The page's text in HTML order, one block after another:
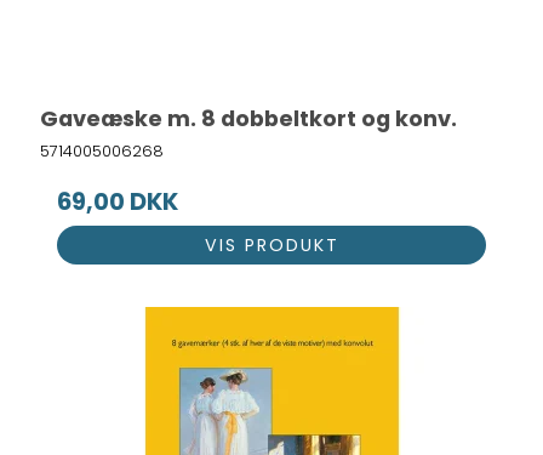
Gaveæske m. 8 dobbeltkort og konv.
5714005006268
69,00 DKK
VIS PRODUKT